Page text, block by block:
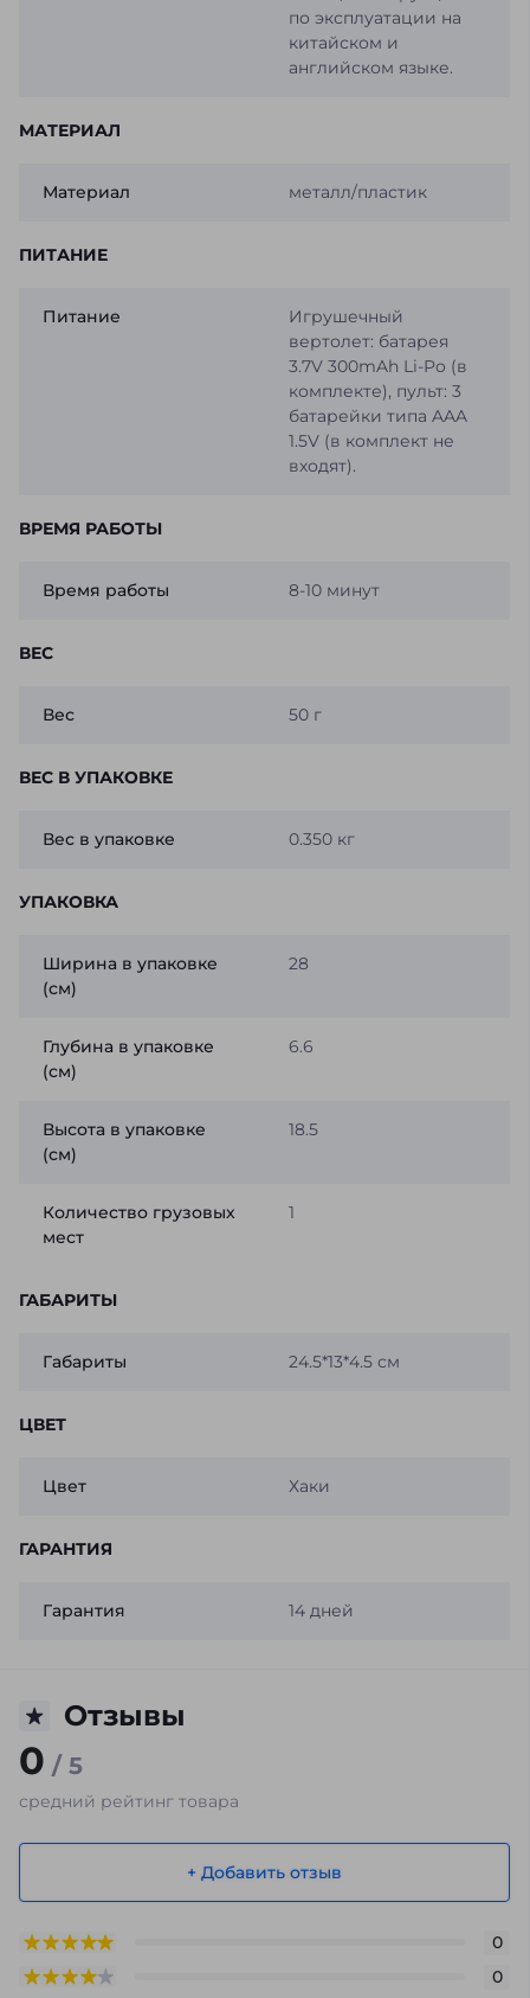
по эксплуатации на
китайском и
английском языке.
МАТЕРИАЛ
Материал металл/пластик
ПИТАНИЕ
Питание
Игрушечный
вертолет: батарея
3.7V 300mAh Li-Po (в
комплекте), пульт: 3
батарейки типа AAA
1.5V (в комплект не
входят).
ВРЕМЯ РАБОТЫ
Время работы 8-10 минут
ВЕС
Вес 50 г
ВЕС В УПАКОВКЕ
Вес в упаковке 0.350 кг
УПАКОВКА
Ширина в упаковке
(см)
28
Глубина в упаковке
(см)
6.6
Высота в упаковке
(см)
18.5
Количество грузовых
мест
1
ГАБАРИТЫ
Габариты 24.5*13*4.5 см
ЦВЕТ
Цвет Хаки
ГАРАНТИЯ
Гарантия 14 дней
Отзывы
0 / 5
средний рейтинг товара
+ Добавить отзыв
0
0